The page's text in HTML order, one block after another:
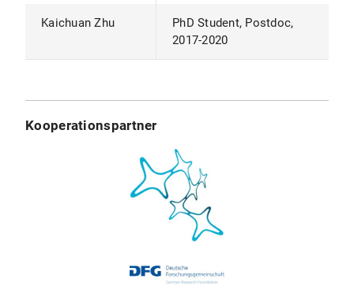
Kaichuan Zhu
PhD Student, Postdoc,
2017-2020
Kooperationspartner